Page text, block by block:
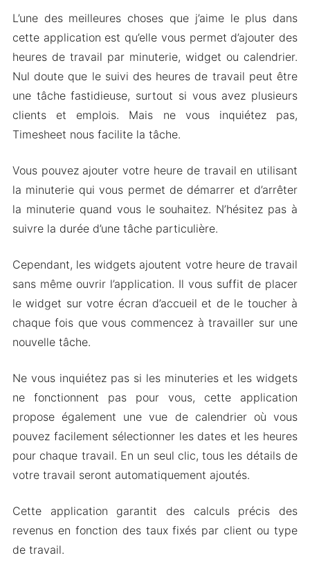
L’une des meilleures choses que j’aime le plus dans
cette application est qu’elle vous permet d’ajouter des
heures de travail par minuterie, widget ou calendrier.
Nul doute que le suivi des heures de travail peut être
une tâche fastidieuse, surtout si vous avez plusieurs
clients et emplois. Mais ne vous inquiétez pas,
Timesheet nous facilite la tâche.
Vous pouvez ajouter votre heure de travail en utilisant
la minuterie qui vous permet de démarrer et d’arrêter
la minuterie quand vous le souhaitez. N’hésitez pas à
suivre la durée d’une tâche particulière.
Cependant, les widgets ajoutent votre heure de travail
sans même ouvrir l’application. Il vous suffit de placer
le widget sur votre écran d’accueil et de le toucher à
chaque fois que vous commencez à travailler sur une
nouvelle tâche.
Ne vous inquiétez pas si les minuteries et les widgets
ne fonctionnent pas pour vous, cette application
propose également une vue de calendrier où vous
pouvez facilement sélectionner les dates et les heures
pour chaque travail. En un seul clic, tous les détails de
votre travail seront automatiquement ajoutés.
Cette application garantit des calculs précis des
revenus en fonction des taux fixés par client ou type
de travail.